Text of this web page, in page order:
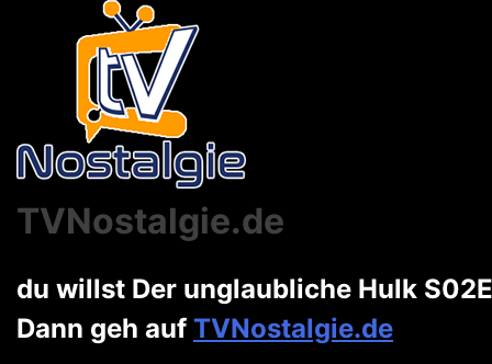
TVNostalgie.de
du willst Der unglaubliche Hulk
Dann geh auf TVNostalgie.de